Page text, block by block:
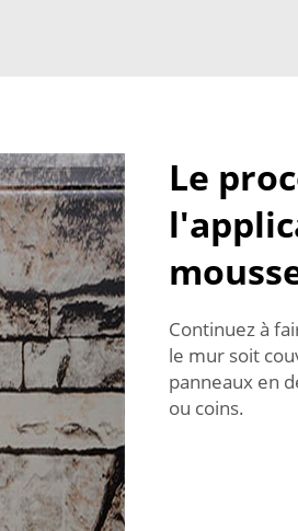
Le
Continuez à
le mur soit
panneaux en
ou coins.